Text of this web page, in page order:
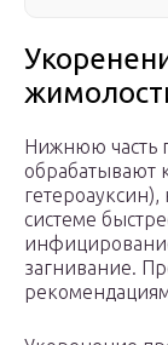
Нижнюю часть
обрабатывают
системе
загнивание.